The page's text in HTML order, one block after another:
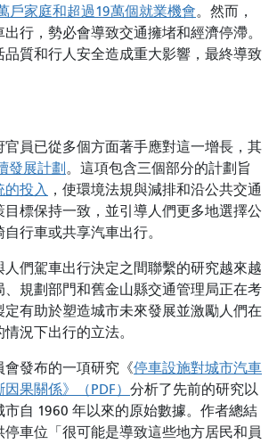
戶家庭和超過19萬個就業機會。然而，
行，勢必會導致交通擁堵和經濟停滯。
品質和行人安全造成重大影響，最終導致
官員已從多個方面著手應對這一增長，其
發展計劃 。這項包含三個部分的計劃旨
的投入 ，使環境法規與減排和沿公共交通
目標保持一致，並引導人們更多地選擇公
行車或共享汽車出行。
人們駕車出行決定之間聯繫的研究越來越
、規劃部門和舊金山縣交通管理局正在考
定有助於塑造城市未來發展並激勵人們在
況下出行的立法。
會發布的一項研究《停車設施對城市汽車
果關係》（PDF） 分析了先前的研究以
市自 1960 年以來的原始數據。作者總結
車位「很可能是導致這些地方居民和員